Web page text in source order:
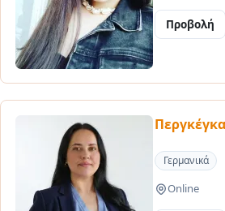
Προβολή
Γερμανικά
Online